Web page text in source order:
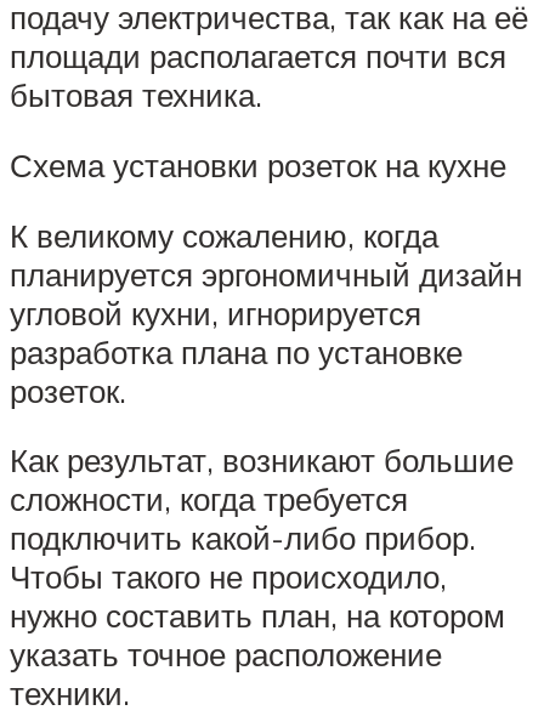
подачу электричества, так как на её
площади располагается почти вся
бытовая техника.
Схема установки розеток на кухне
К великому сожалению, когда
планируется эргономичный дизайн
угловой кухни, игнорируется
разработка плана по установке
розеток.
Как результат, возникают большие
сложности, когда требуется
подключить какой-либо прибор.
Чтобы такого не происходило,
нужно составить план, на котором
указать точное расположение
техники.